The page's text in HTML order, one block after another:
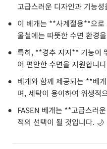
고급스러운 디자인과 기능
이 베개는 **사계절용**으로
울철에는 따뜻한 수면 환경
특히, **경추 지지** 기능이
어 편안한 수면을 지원합니
베개와 함께 제공되는 **베
며, 세탁이 용이하여 위생적
FASEN 베개는 **고급스러
적의 선택이 될 것입니다. 🌙